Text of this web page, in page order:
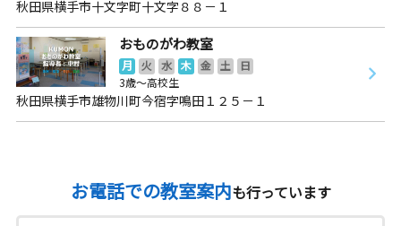
秋田県横手市十文字町十文字８８－１
おものがわ教室
月 火 水 木 金 土
日
3歳～高校生
秋田県横手市雄物川町今宿字鳴田１２５－１
お電話での教室案内も行っています